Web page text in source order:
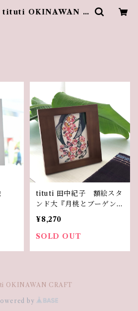
| tituti OKINAWAN C
tituti 田中紀子 額絵スタ
ンド大『月桃とブーゲンビ
レア』
¥8,270
SOLD OUT
OKINAWAN CRAFT
by